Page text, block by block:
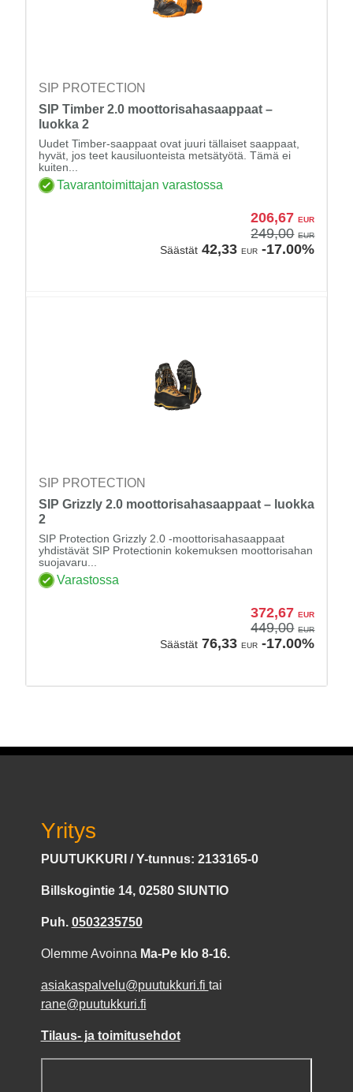
SIP PROTECTION
SIP Timber 2.0 moottorisahasaappaat –
luokka 2
Uudet Timber-saappaat ovat juuri tällaiset saappaat,
hyvät, jos teet kausiluonteista metsätyötä. Tämä ei
kuiten...
Tavarantoimittajan varastossa
206,67 EUR
249,00 EUR
Säästät 42,33 EUR -17.00%
SIP PROTECTION
SIP Grizzly 2.0 moottorisahasaappaat – luokka
2
SIP Protection Grizzly 2.0 -moottorisahasaappaat
yhdistävät SIP Protectionin kokemuksen moottorisahan
suojavaru...
Varastossa
372,67 EUR
449,00 EUR
Säästät 76,33 EUR -17.00%
Yritys
PUUTUKKURI / Y-tunnus: 2133165-0
Billskogintie 14, 02580 SIUNTIO
Puh. 0503235750
Olemme Avoinna Ma-Pe klo 8-16.
asiakaspalvelu@puutukkuri.fi tai
rane@puutukkuri.fi
Tilaus- ja toimitusehdot